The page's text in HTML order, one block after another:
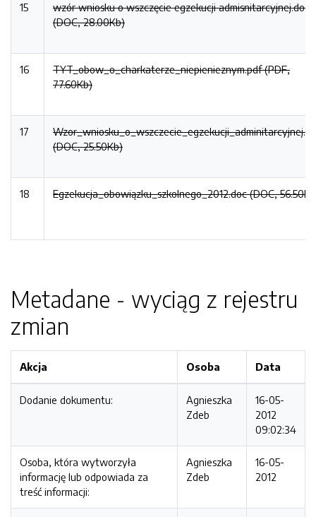
15
wzór wniosku o wszczęcie egzekucji admisnitarcyjnej.doc
(DOC, 28.00Kb)
16
TYT_obow_o_charkaterze_niepienieznym.pdf (PDF,
77.60Kb)
17
(DOC, 25.50Kb)
18 Egzekucja_obowiązku_szkolnego_2012.doc (DOC,
Metadane - wyciąg z rejestru
zmian
Akcja Osoba Data
Dodanie dokumentu:
Agnieszka
Zdeb
16-05-
2012
09:02:34
Osoba, która wytworzyła
informację lub odpowiada za
treść informacji:
Agnieszka
Zdeb
16-05-
2012